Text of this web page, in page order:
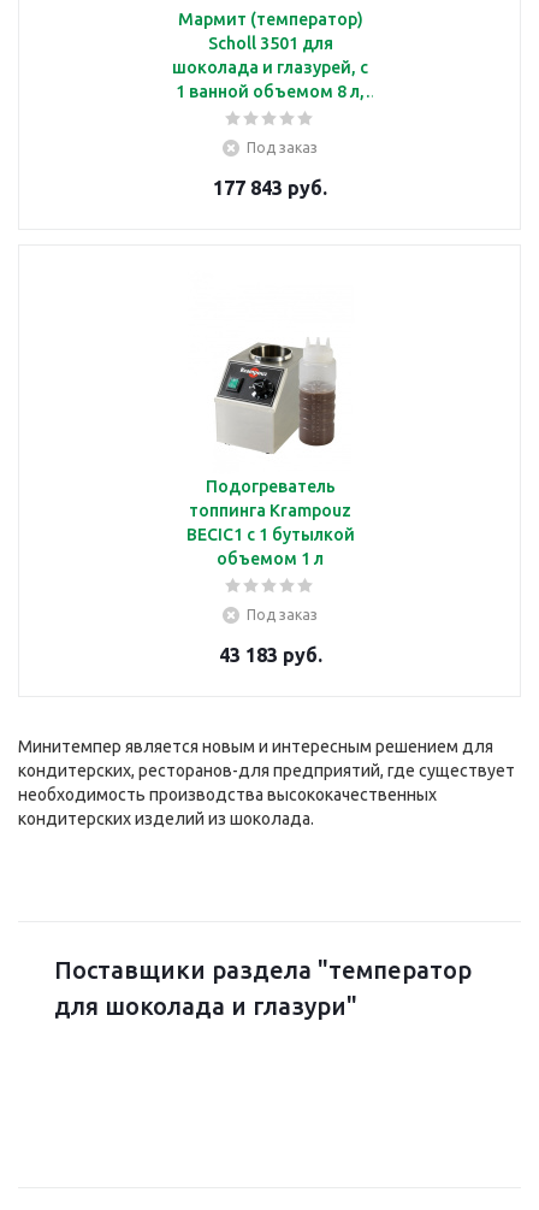
Мармит (температор)
Scholl 3501 для
шоколада и глазурей, с
1 ванной объемом 8 л,
электр. термостат
Под заказ
177 843 руб.
Подогреватель
топпинга Krampouz
BECIC1 с 1 бутылкой
объемом 1 л
Под заказ
43 183 руб.
Минитемпер является новым и интересным решением для
кондитерских, ресторанов-для предприятий, где существует
необходимость производства высококачественных
кондитерских изделий из шоколада.
Поставщики раздела "температор
для шоколада и глазури"